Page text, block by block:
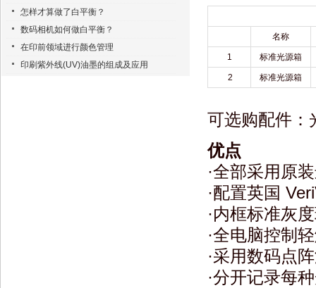
怎样才算做了白平衡？
数码相机如何做白平衡？
在印前领域进行颜色管理
印刷紫外线(UV)油墨的组成及应用
名称
1 标准光源箱
2 标准光源箱
可选购配件：
优点
·全部采用原
·配置英国
·内框标准灰
·全电脑控制
·采用数码点
·分开记录每